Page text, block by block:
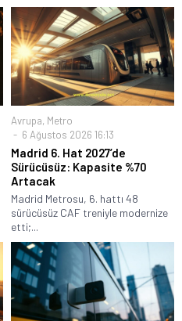
Avrupa, Metro
6 Ağustos 2026 16:13
Madrid 6. Hat 2027’de
Sürücüsüz: Kapasite %70
Artacak
Madrid Metrosu, 6. hattı 48
sürücüsüz CAF treniyle modernize
etti;...